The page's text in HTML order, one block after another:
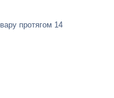
протягом 14